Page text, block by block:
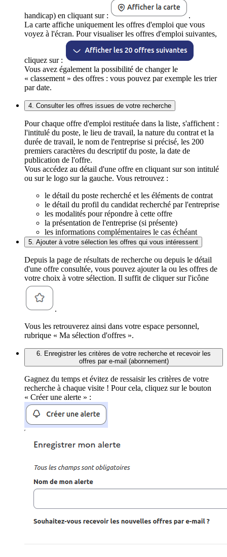
handicap) en cliquant sur :
.
La carte affiche uniquement les offres d'emploi que vous
voyez à l'écran. Pour visualiser les offres d'emploi suivantes,
cliquez sur :
Vous avez également la possibilité de changer le
« classement » des offres : vous pouvez par exemple les trier
par date.
4. Consulter les offres issues de votre recherche
Pour chaque offre d'emploi restituée dans la liste, s'affichent :
l'intitulé du poste, le lieu de travail, la nature du contrat et la
durée de travail, le nom de l'entreprise si précisé, les 200
premiers caractères du descriptif du poste, la date de
publication de l'offre.
Vous accédez au détail d'une offre en cliquant sur son intitulé
ou sur le logo sur la gauche. Vous retrouvez :
le détail du poste recherché et les éléments de contrat
le détail du profil du candidat recherché par l'entreprise
les modalités pour répondre à cette offre
la présentation de l'entreprise (si présente)
les informations complémentaires le cas échéant
5. Ajouter à votre sélection les offres qui vous intéressent
Depuis la page de résultats de recherche ou depuis le détail
d'une offre consultée, vous pouvez ajouter la ou les offres de
votre choix à votre sélection. Il suffit de cliquer sur l'icône
.
Vous les retrouverez ainsi dans votre espace personnel,
rubrique « Ma sélection d'offres ».
6. Enregistrer les critères de votre recherche et recevoir les
offres par e-mail (abonnement)
Gagnez du temps et évitez de ressaisir les critères de votre
recherche à chaque visite ! Pour cela, cliquez sur le bouton
« Créer une alerte » :